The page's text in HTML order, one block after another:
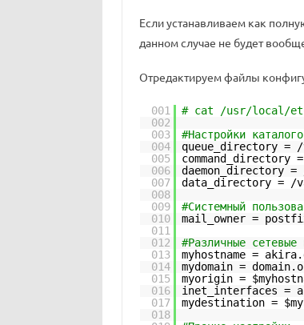
Если устанавливаем как
данном случае не будет
Отредактируем файлы
001
# cat /usr/local/
002
003
#Настройки
004
queue_directory =
005
006
daemon_directory
007
data_directory = /
008
009
#Системный
010
mail_owner =
011
012
#Различные сетевые
013
myhostname =
014
mydomain =
015
myorigin =
016
inet_interfaces =
017
mydestination =
018